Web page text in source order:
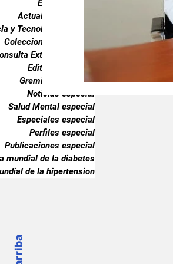
Endocrinología
Actualidad especial
y Tecnología especial
Coleccionable especial
Externa especial
Editorial especial
Gremiales especial
Noticias especial
Salud Mental especial
Especiales especial
Perfiles especial
Publicaciones especial
mundial de la diabetes
de la hipertension
Publicaciones especial